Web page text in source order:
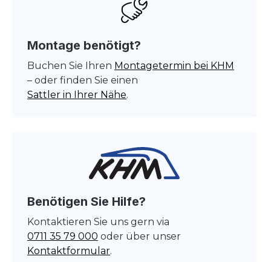
Montage benötigt?
Buchen Sie Ihren Montagetermin bei KHM
– oder finden Sie einen
Sattler in Ihrer Nähe.
Benötigen Sie Hilfe?
Kontaktieren Sie uns gern via
0711 35 79 000 oder über unser
Kontaktformular.